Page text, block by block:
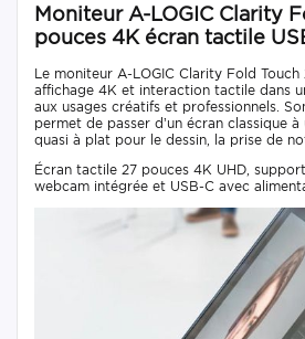
Moniteur A-LOGIC Clarity
pouces 4K écran tactile
Le moniteur A-LOGIC Clarity Fold Touch
affichage 4K et interaction tactile dans
aux usages créatifs et professionnels.
permet de passer d’un écran classique
quasi à plat pour le dessin, la prise de
Écran tactile 27 pouces 4K UHD,
webcam intégrée et USB-C avec